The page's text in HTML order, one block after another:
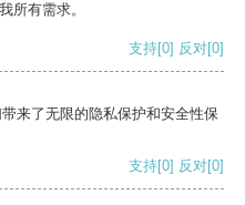
所有需求。
支持[0] 反对[0]
来了无限的隐私保护和安全性保
支持[0] 反对[0]